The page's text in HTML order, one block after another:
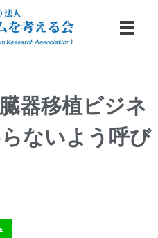
器移植ビジネ
ないよう呼び